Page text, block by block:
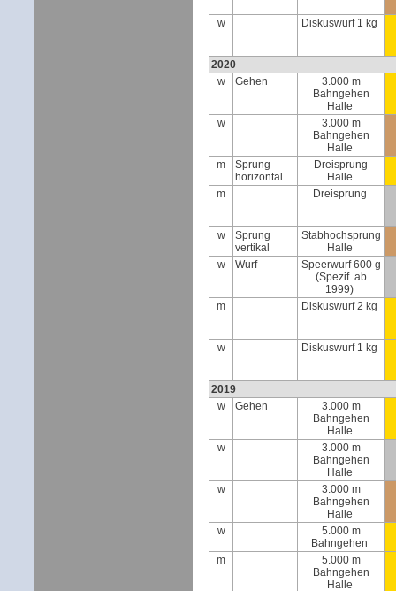
w Diskuswurf 1 kg
2020
w
Gehen
3.000 m
Bahngehen
Halle
w
3.000 m
Bahngehen
Halle
m
Sprung
horizontal
Dreisprung
Halle
m Dreisprung
w
Sprung
vertikal
Stabhochsprung
Halle
w Wurf
Speerwurf 600 g
(Spezif. ab
1999)
m Diskuswurf 2 kg
w Diskuswurf 1 kg
2019
w
Gehen
3.000 m
Bahngehen
Halle
w
3.000 m
Bahngehen
Halle
w
3.000 m
Bahngehen
Halle
w
5.000 m
Bahngehen
m
5.000 m
Bahngehen
Halle